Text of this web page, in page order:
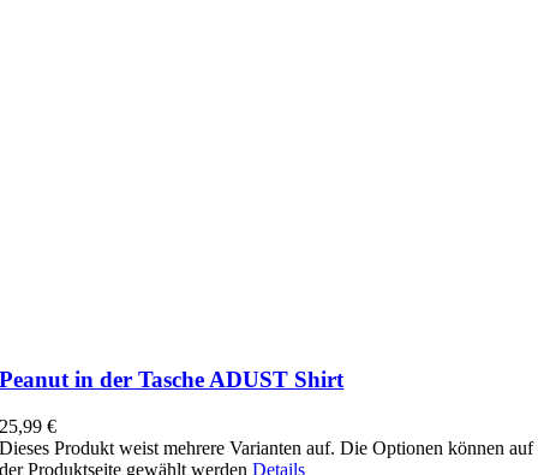
Peanut in der Tasche ADUST Shirt
25,99€
Dieses Produkt weist mehrere Varianten auf. Die Optionen können auf
der Produktseite gewählt werdenDetails